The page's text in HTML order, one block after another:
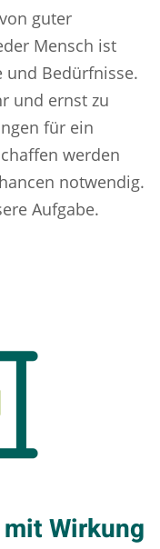
guter
Mensch ist
und Bedürfnisse.
und ernst zu
für ein
werden
notwendig.
Aufgabe.
Wirkung